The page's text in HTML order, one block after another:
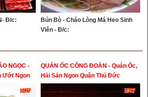
Đ/c:
Bún Bò - Cháo Lòng Má Heo Sinh
Viên - Đ/c:
NGỌC -
Ướt Ngon
QUÁN ỐC CÔNG ĐOÀN - Quán Ốc,
Hải Sản Ngon Quận Thủ Đức